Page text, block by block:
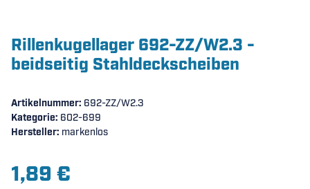
Rillenkugellager 692-ZZ/W2.3 -
beidseitig Stahldeckscheiben
Artikelnummer: 692-ZZ/W2.3
Kategorie: 602-699
Hersteller: markenlos
1,89 €